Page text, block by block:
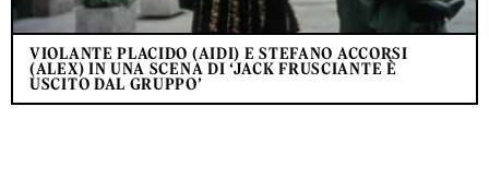
VIOLANTE PLACIDO (AIDI) E STEFANO ACCORSI
(ALEX) IN UNA SCENA DI ‘JACK FRUSCIANTE È
USCITO DAL GRUPPO’